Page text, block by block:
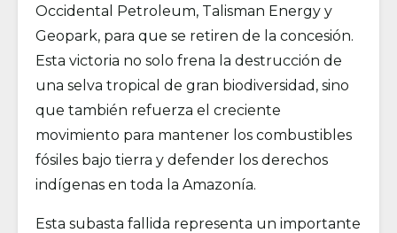
Occidental Petroleum, Talisman Energy y
Geopark, para que se retiren de la concesión.
Esta victoria no solo frena la destrucción de
una selva tropical de gran biodiversidad, sino
que también refuerza el creciente
movimiento para mantener los combustibles
fósiles bajo tierra y defender los derechos
indígenas en toda la Amazonía.
Esta subasta fallida representa un importante